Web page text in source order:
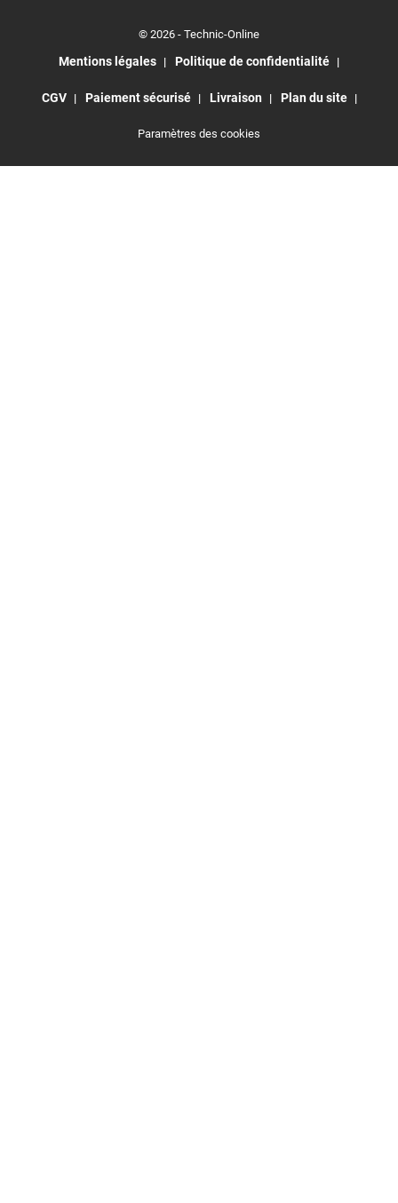
© 2026 - Technic-Online
Mentions légales Politique de confidentialité
CGV Paiement sécurisé Livraison Plan du site
Paramètres des cookies